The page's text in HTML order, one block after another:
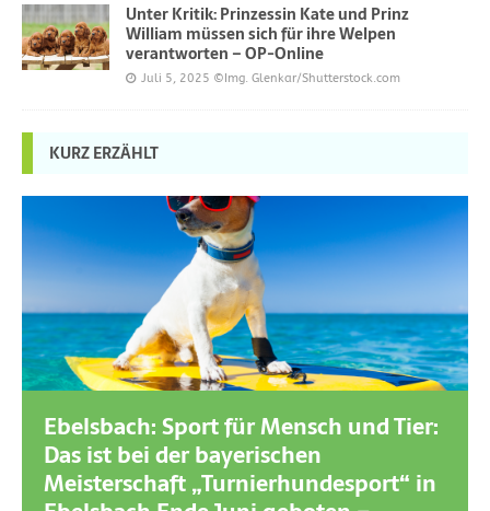
Unter Kritik: Prinzessin Kate und Prinz
William müssen sich für ihre Welpen
verantworten – OP-Online
Juli 5, 2025 ©Img. Glenkar/Shutterstock.com
KURZ ERZÄHLT
Ebelsbach: Sport für Mensch und Tier:
Das ist bei der bayerischen
Meisterschaft „Turnierhundesport“ in